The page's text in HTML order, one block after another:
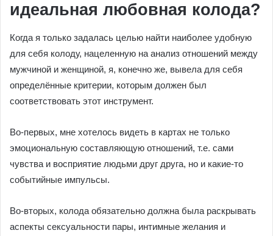
идеальная любовная колода?
Когда я только задалась целью найти наиболее удобную
для себя колоду, нацеленную на анализ отношений между
мужчиной и женщиной, я, конечно же, вывела для себя
определённые критерии, которым должен был
соответствовать этот инструмент.
Во-первых, мне хотелось видеть в картах не только
эмоциональную составляющую отношений, т.е. сами
чувства и восприятие людьми друг друга, но и какие-то
событийные импульсы.
Во-вторых, колода обязательно должна была раскрывать
аспекты сексуальности пары, интимные желания и